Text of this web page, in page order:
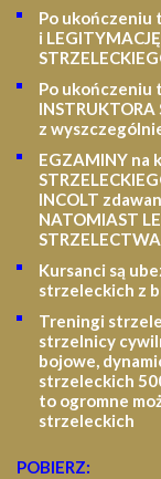
Po ukończeniu
i LEGITYMACJĘ
Po ukończeniu
z
EGZAMINY na
INCOLT
NATOMIAST
Kursanci są
strzeleckich z
Treningi
strzelnicy
bojowe,
strzeleckich
to ogromne
strzeleckich
POBIERZ: